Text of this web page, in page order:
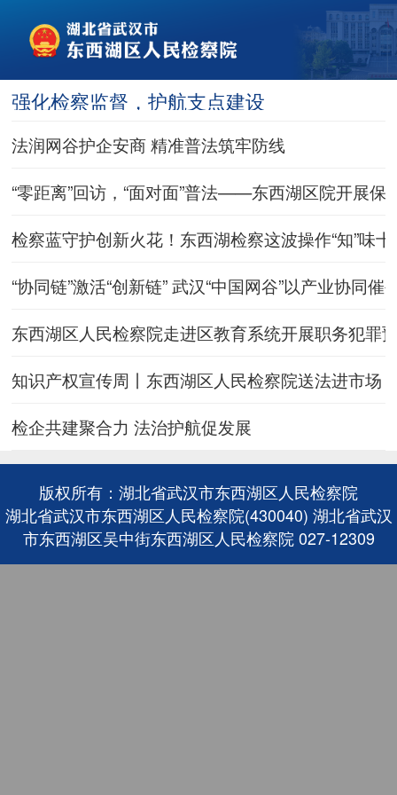
强化检察监督，护航支点建设
法润网谷护企安商 精准普法筑牢防线
“零距离”回访，“面对面”普法——东西湖区院开展保
检察蓝守护创新火花！东西湖检察这波操作“知”味
“协同链”激活“创新链” 武汉“中国网谷”以产业协同催
东西湖区人民检察院走进区教育系统开展职务犯罪
知识产权宣传周丨东西湖区人民检察院送法进市场，
检企共建聚合力 法治护航促发展
版权所有：湖北省武汉市东西湖区人民检察院
湖北省武汉市东西湖区人民检察院(430040) 湖北省武汉
市东西湖区吴中街东西湖区人民检察院 027-12309